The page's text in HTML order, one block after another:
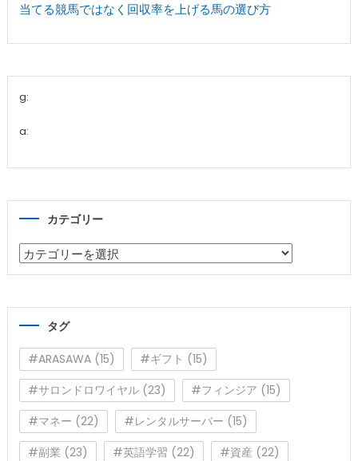
当てる競馬ではなく回収率を上げる馬の選び方
g:
a:
カテゴリー
カ
テ
タグ
#ARASAWA(15) #ギフト (15)
#サロンドロワイヤル(23) #フィンジア (15)
#マネー (22) #レンタルサーバー (15)
#副業 (23) #英語学習 (22) #資産 (22)